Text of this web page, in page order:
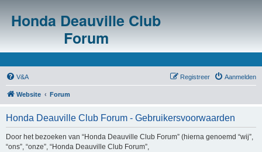
Honda Deauville Club
Forum
V&A Aanmelden
Registreer
Website Forum
Honda Deauville Club Forum - Gebruikersvoorwaarden
Door het bezoeken van “Honda Deauville Club Forum” (hierna genoemd “wij”,
“ons”, “onze”, “Honda Deauville Club Forum”,